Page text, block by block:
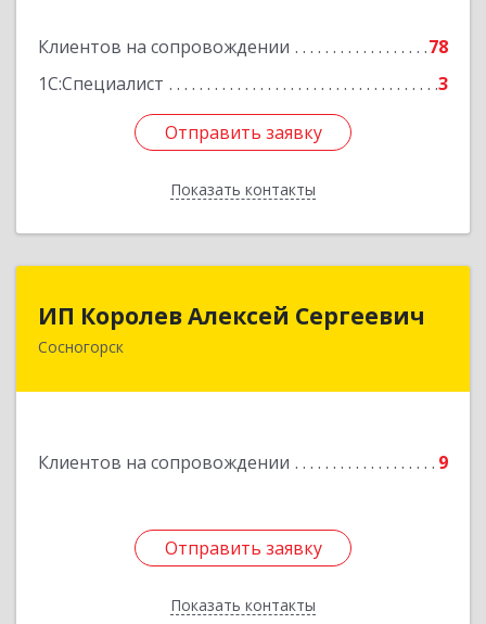
Клиентов на сопровождении
78
1С:Специалист
3
Отправить заявку
Показать контакты
Отправить заявку
Назад
ИП Королев Алексей Сергеевич
Сосногорск
Клиентов на сопровождении 9
Отправить заявку
Показать контакты
ИП Королев Алексей Сергеевич
169500, Коми Респ, Сосногорск г, Советская ул,
Отправить заявку
Назад